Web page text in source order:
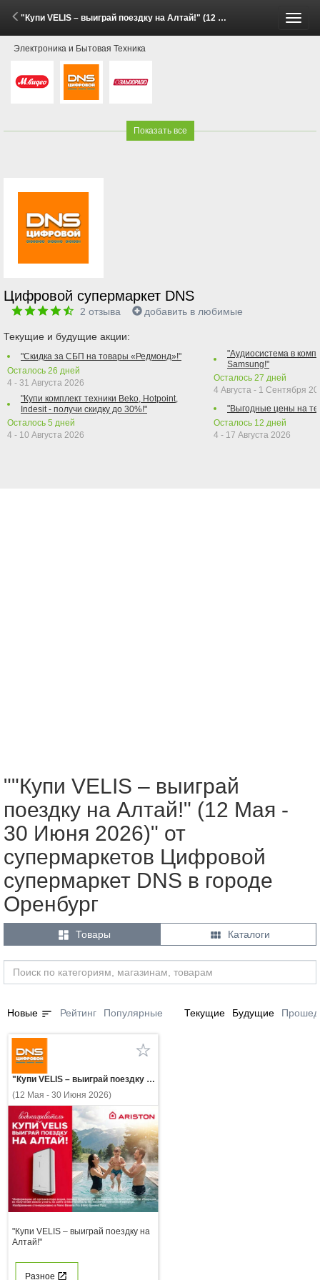
"Купи VELIS – выиграй поездку на Алтай!" (12 Мая - 30 Июня 2026)
Электроника и Бытовая Техника
Показать все
Цифровой супермаркет DNS
2 отзыва добавить в любимые
Текущие и будущие акции:
"Скидка за СБП на товары «Редмонд»!"
Осталось 26 дней
4 - 31 Августа 2026
"Купи комплект техники Beko, Hotpoint,
Indesit - получи скидку до 30%!"
Осталось 5 дней
4 - 10 Августа 2026
"Аудиосистема в
Samsung!"
Осталось 27 дней
4 Августа - 1 Сентября
"Выгодные цены на
Осталось 12 дней
4 - 17 Августа 2026
""Купи VELIS – выиграй
поездку на Алтай!" (12 Мая -
30 Июня 2026)" от
супермаркетов Цифровой
супермаркет DNS в городе
Оренбург
 Товары  Каталоги
Новые sort Рейтинг Популярные Текущие Будущие
"Купи VELIS – выиграй поездку на Алтай!"
(12 Мая - 30 Июня 2026)
"Купи VELIS – выиграй поездку на
Алтай!"
Разное